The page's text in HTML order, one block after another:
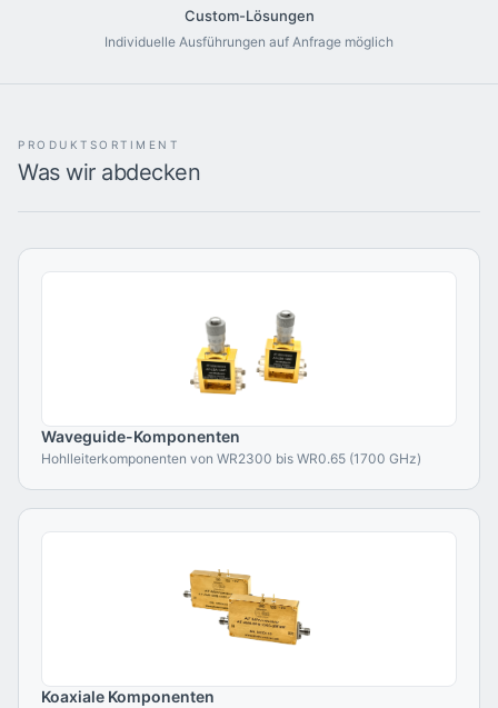
Custom-Lösungen
Individuelle Ausführungen auf Anfrage möglich
PRODUKTSORTIMENT
Was wir abdecken
Waveguide-Komponenten
Hohlleiterkomponenten von WR2300 bis WR0.65 (1700 GHz)
Koaxiale Komponenten